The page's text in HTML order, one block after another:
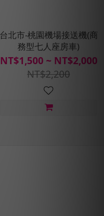
台北市-桃園機場接送機(商
務型七人座房車)
NT$1,500 ~ NT$2,000
NT$2,200